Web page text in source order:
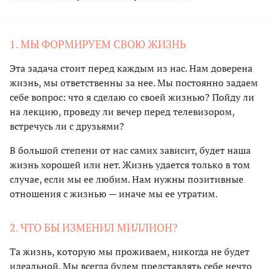
1. МЫ ФОРМИРУЕМ СВОЮ ЖИЗНЬ
Эта задача стоит перед каждым из нас. Нам доверена
жизнь, мы ответственны за нее. Мы постоянно задаем
себе вопрос: что я сделаю со своей жизнью? Пойду ли
на лекцию, проведу ли вечер перед телевизором,
встречусь ли с друзьями?
В большой степени от нас самих зависит, будет наша
жизнь хорошей или нет. Жизнь удается только в том
случае, если мы ее любим. Нам нужны позитивные
отношения с жизнью — иначе мы ее утратим.
2. ЧТО БЫ ИЗМЕНИЛ МИЛЛИОН?
Та жизнь, которую мы проживаем, никогда не будет
идеальной. Мы всегда будем представлять себе нечто